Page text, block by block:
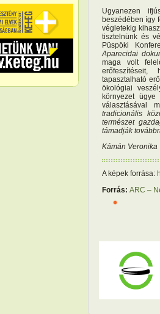
Ugyanezen
beszédében így
végletekig
tisztelnünk és
Püspöki
Aparecidai
maga volt
erőfeszítéseit,
tapasztalható
ökológiai
környezet
választásával
tradicionális
természet
támadják
Kámán Veronika
A képek forrása:
Forrás: ARC –